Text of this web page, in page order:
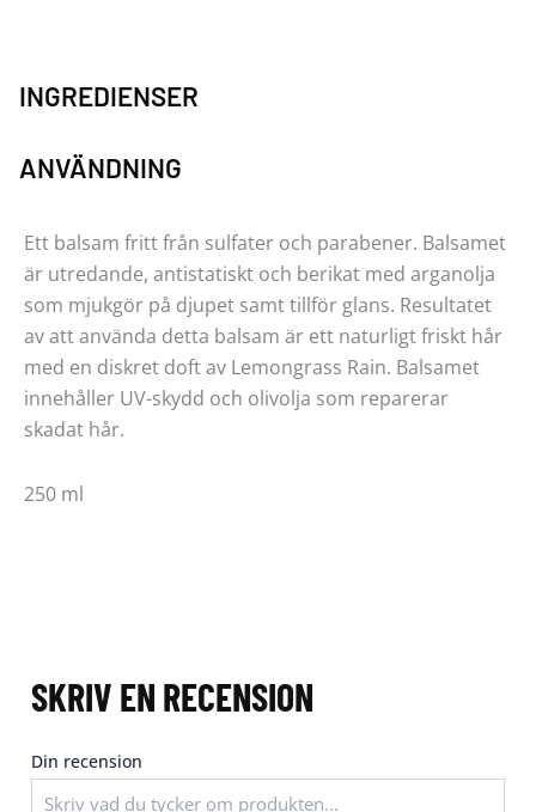
INGREDIENSER
ANVÄNDNING
Ett balsam fritt från sulfater och parabener. Balsamet
är utredande, antistatiskt och berikat med arganolja
som mjukgör på djupet samt tillför glans. Resultatet
av att använda detta balsam är ett naturligt friskt hår
med en diskret doft av Lemongrass Rain. Balsamet
innehåller UV-skydd och olivolja som reparerar
skadat hår.
250 ml
SKRIV EN RECENSION
Din recension